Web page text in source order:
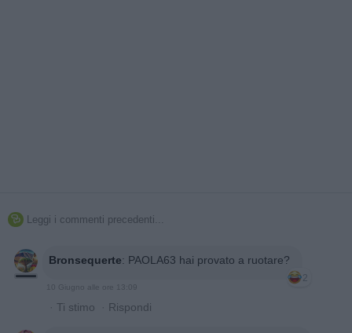
 Leggi i commenti precedenti...
Bronsequerte: PAOLA63 hai provato a ruotare?
2
10 Giugno alle ore 13:09
· Ti stimo · Rispondi